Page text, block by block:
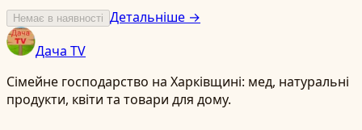
Немає в наявності Детальніше →
Дача TV
Сімейне господарство на Харківщині: мед, натуральні
продукти, квіти та товари для дому.